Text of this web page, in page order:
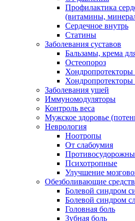
Профилактика
(витамины,
Сердечное внутрь
Статины
Заболевания суставов
Бальзамы, крема
Остеопороз
Хондропротекторы
Заболевания ушей
Иммуномодуляторы
Контроль веса
Мужское здоровье
Неврология
Ноотропы
От слабоумия
Психотропные
Улучшение
Обезболивающие
Болевой синдром
Болевой синдром
Головная боль
Зубная боль